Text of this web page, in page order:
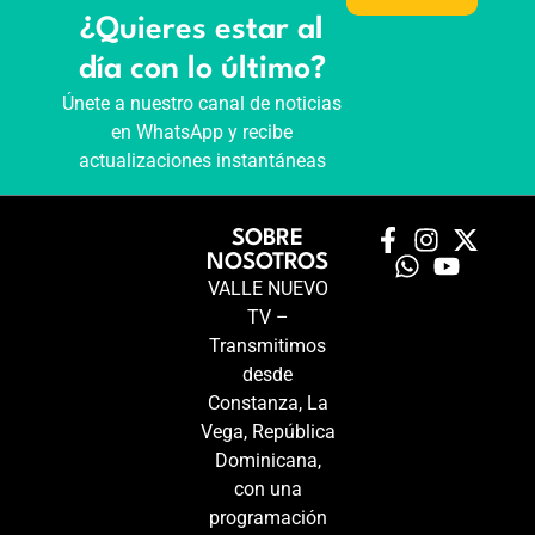
¿Quieres estar al
día con lo último?
Únete a nuestro canal de noticias
en WhatsApp y recibe
actualizaciones instantáneas
SOBRE
NOSOTROS
VALLE NUEVO
TV –
Transmitimos
desde
Constanza, La
Vega, República
Dominicana,
con una
programación